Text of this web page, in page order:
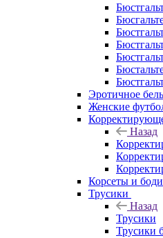
Эротичное
Женские
Назад
Корсеты и боди
Трусики
Назад
Трусики
Трусики